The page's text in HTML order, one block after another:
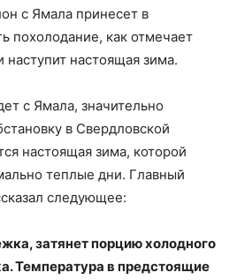
с Ямала принесет в
похолодание, как отмечает
наступит настоящая зима.
с Ямала, значительно
в Свердловской
настоящая зима, которой
теплые дни. Главный
следующее:
затянет порцию холодного
Температура в предстоящие